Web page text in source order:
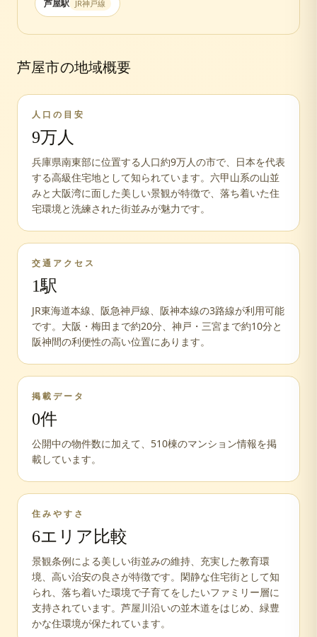
芦屋駅 JR神戸線
芦屋市の地域概要
人口の目安
9万人
兵庫県南東部に位置する人口約9万人の市で、日本を代表
する高級住宅地として知られています。六甲山系の山並
みと大阪湾に面した美しい景観が特徴で、落ち着いた住
宅環境と洗練された街並みが魅力です。
交通アクセス
1駅
JR東海道本線、阪急神戸線、阪神本線の3路線が利用可能
です。大阪・梅田まで約20分、神戸・三宮まで約10分と
阪神間の利便性の高い位置にあります。
掲載データ
0件
公開中の物件数に加えて、 510棟のマンション情報を掲
載しています。
住みやすさ
6エリア比較
景観条例による美しい街並みの維持、充実した教育環
境、高い治安の良さが特徴です。閑静な住宅街として知
られ、落ち着いた環境で子育てをしたいファミリー層に
支持されています。芦屋川沿いの並木道をはじめ、緑豊
かな住環境が保たれています。